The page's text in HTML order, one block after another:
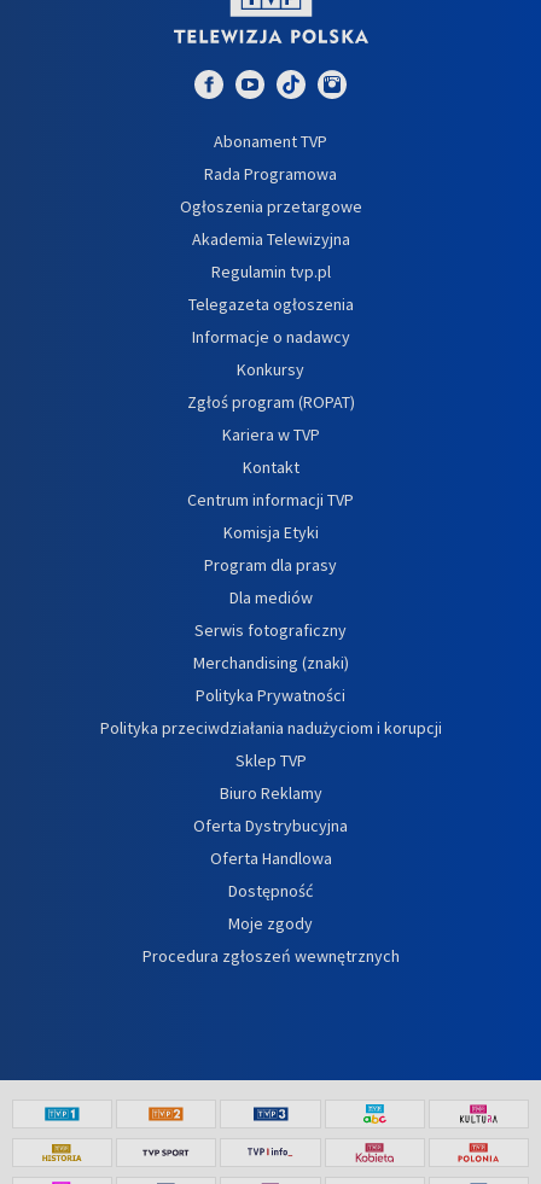
Abonament TVP
Rada Programowa
Ogłoszenia przetargowe
Akademia Telewizyjna
Regulamin tvp.pl
Telegazeta ogłoszenia
Informacje o nadawcy
Konkursy
Zgłoś program (ROPAT)
Kariera w TVP
Kontakt
Centrum informacji TVP
Komisja Etyki
Program dla prasy
Dla mediów
Serwis fotograficzny
Merchandising (znaki)
Polityka Prywatności
Polityka przeciwdziałania nadużyciom i korupcji
Sklep TVP
Biuro Reklamy
Oferta Dystrybucyjna
Oferta Handlowa
Dostępność
Moje zgody
Procedura zgłoszeń wewnętrznych